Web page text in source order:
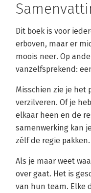
Dit boek is voor
erboven, maar er
moois neer. Op
vanzelfsprekend:
Misschien zie je het
verzilveren. Of je
elkaar heen en de
samenwerking kan
zélf de regie
Als je maar weet
over gaat. Het is
van hun team. Elke